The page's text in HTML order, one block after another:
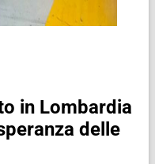
in Lombardia
delle